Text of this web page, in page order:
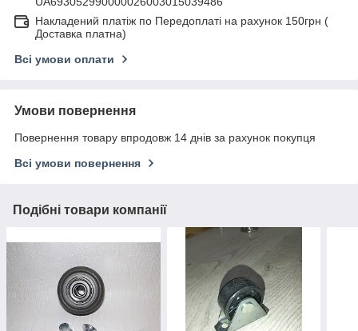
Накладений платіж по Передоплаті на рахунок 150грн (
Доставка платна)
Всі умови оплати
Умови повернення
Повернення товару впродовж 14 днів за рахунок покупця
Всі умови повернення
Подібні товари компанії